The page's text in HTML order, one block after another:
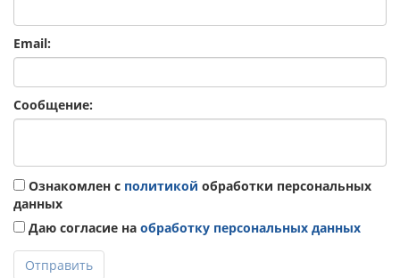
Email:
Сообщение:
Ознакомлен с политикой обработки персональных
данных
Даю согласие на обработку персональных данных
Отправить